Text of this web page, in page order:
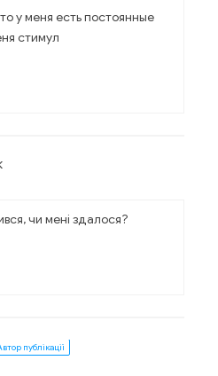
у меня есть постоянные
стимул
чи мені здалося?
публікації